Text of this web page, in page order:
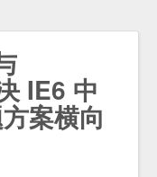
IE6 中
案横向